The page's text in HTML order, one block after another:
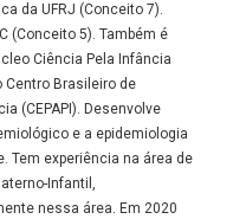
da UFRJ (Conceito 7).
(Conceito 5). Também é
Ciência Pela Infância
Centro Brasileiro de
(CEPAPI). Desenvolve
e a epidemiologia
Tem experiência na área de
Infantil,
nessa área. Em 2020